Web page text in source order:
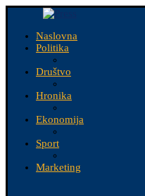
Naslovna
Politika
Društvo
Hronika
Ekonomija
Sport
Marketing